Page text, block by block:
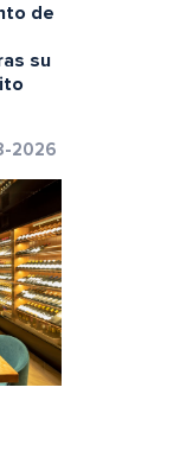
de
su
2026